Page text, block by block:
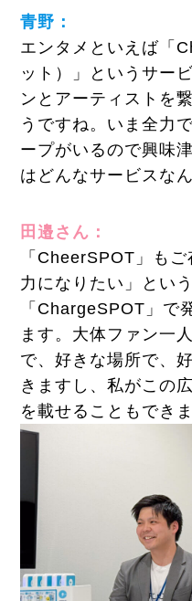
青野：
エンタメといえば「
ット）」というサー
ンとアーティストを
うですね。いま全力
ープがいるので興味
はどんなサービスな
田邉さん：
「CheerSPOT」も
力になりたい」とい
「ChargeSPOT」で
ます。大体ファン一
で、好きな場所で、
きますし、私がこの
を載せることもできま